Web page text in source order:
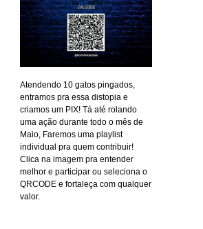
Atendendo 10 gatos pingados,
entramos pra essa distopia e
criamos um PIX! Tá até rolando
uma ação durante todo o mês de
Maio, Faremos uma playlist
individual pra quem contribuir!
Clica na imagem pra entender
melhor e participar ou seleciona o
QRCODE e fortaleça com qualquer
valor.